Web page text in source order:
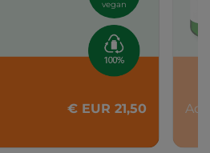
vegan
€ EUR 21,50